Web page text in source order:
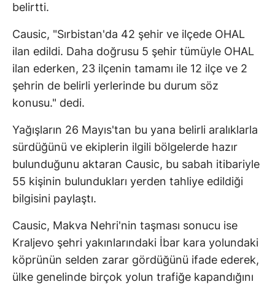
belirtti.
Causic, "Sırbistan'da 42 şehir ve ilçede OHAL
ilan edildi. Daha doğrusu 5 şehir tümüyle OHAL
ilan ederken, 23 ilçenin tamamı ile 12 ilçe ve 2
şehrin de belirli yerlerinde bu durum söz
konusu." dedi.
Yağışların 26 Mayıs'tan bu yana belirli aralıklarla
sürdüğünü ve ekiplerin ilgili bölgelerde hazır
bulunduğunu aktaran Causic, bu sabah itibariyle
55 kişinin bulundukları yerden tahliye edildiği
bilgisini paylaştı.
Causic, Makva Nehri'nin taşması sonucu ise
Kraljevo şehri yakınlarındaki İbar kara yolundaki
köprünün selden zarar gördüğünü ifade ederek,
ülke genelinde birçok yolun trafiğe kapandığını